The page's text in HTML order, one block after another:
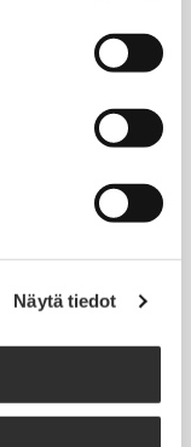
Näytä tiedot
hengellisessä